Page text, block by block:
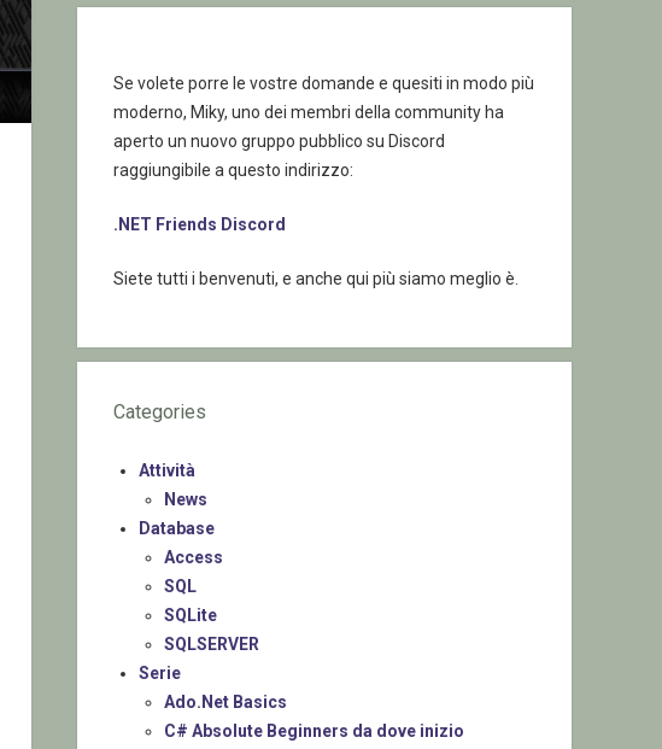
Se volete porre le vostre domande e quesiti in modo più
moderno, Miky, uno dei membri della community ha
aperto un nuovo gruppo pubblico su Discord
raggiungibile a questo indirizzo:
.NET Friends Discord
Siete tutti i benvenuti, e anche qui più siamo meglio è.
Categories
Attività
News
Database
Access
SQL
SQLite
SQLSERVER
Serie
Ado.Net Basics
C# Absolute Beginners da dove inizio